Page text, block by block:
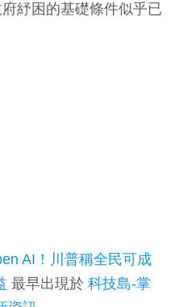
紓困的基礎條件似乎已
AI！川普稱全民可成
最早出現於 科技島-掌